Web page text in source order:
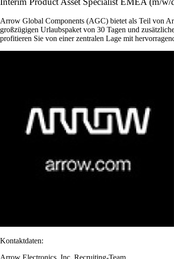
Arrow Global Components (AGC) bietet als Teil von
großzügigen Urlaubspaket von 30 Tagen und
profitieren Sie von einer zentralen Lage mit
Kontaktdaten:
Arrow Electronics, Inc. Recruiting-Team